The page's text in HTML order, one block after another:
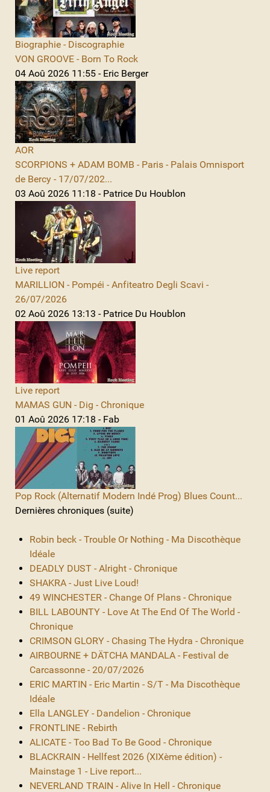
Biographie - Discographie
VON GROOVE - Born To Rock
04 Aoû 2026 11:55 - Eric Berger
AOR
SCORPIONS + ADAM BOMB - Paris - Palais Omnisport
de Bercy - 17/07/202...
03 Aoû 2026 11:18 - Patrice Du Houblon
Live report
MARILLION - Pompéi - Anfiteatro Degli Scavi -
26/07/2026
02 Aoû 2026 13:13 - Patrice Du Houblon
Live report
MAMAS GUN - Dig - Chronique
01 Aoû 2026 17:18 - Fab
Pop Rock (Alternatif Modern Indé Prog) Blues Count...
Dernières chroniques (suite)
Robin beck - Trouble Or Nothing - Ma Discothèque
Idéale
DEADLY DUST - Alright - Chronique
SHAKRA - Just Live Loud!
49 WINCHESTER - Change Of Plans - Chronique
BILL LABOUNTY - Love At The End Of The World -
Chronique
CRIMSON GLORY - Chasing The Hydra - Chronique
AIRBOURNE + DÄTCHA MANDALA - Festival de
Carcassonne - 20/07/2026
ERIC MARTIN - Eric Martin - S/T - Ma Discothèque
Idéale
Ella LANGLEY - Dandelion - Chronique
FRONTLINE - Rebirth
ALICATE - Too Bad To Be Good - Chronique
BLACKRAIN - Hellfest 2026 (XIXème édition) -
Mainstage 1 - Live report...
NEVERLAND TRAIN - Alive In Hell - Chronique